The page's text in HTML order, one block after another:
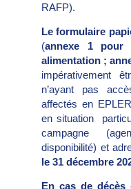
RAFP).
Le formulaire
(annexe 1pour
alimentation ;
impérativement
n’ayant pas
affectés en
en situation
campagne
disponibilité) et
le 31 décembre
En cas de décès